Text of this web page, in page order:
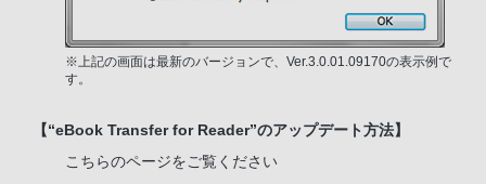
※上記の画面は最新のバージョンで、Ver.3.0.01.09170の表示例で
す。
【“eBook Transfer for Reader”のアップデート方法】
こちらのページをご覧ください